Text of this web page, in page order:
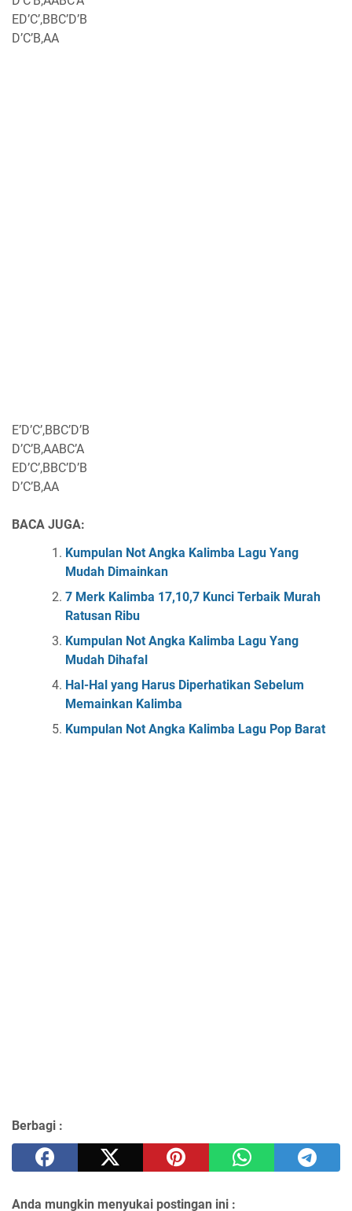
ED’C’,BBC’D’B
D’C’B,AA
E’D’C’,BBC’D’B
D’C’B,AABC’A
ED’C’,BBC’D’B
D’C’B,AA
BACA JUGA:
Kumpulan Not Angka Kalimba Lagu Yang
Mudah Dimainkan
7 Merk Kalimba 17,10,7 Kunci Terbaik Murah
Ratusan Ribu
Kumpulan Not Angka Kalimba Lagu Yang
Mudah Dihafal
Hal-Hal yang Harus Diperhatikan Sebelum
Memainkan Kalimba
Kumpulan Not Angka Kalimba Lagu Pop Barat
Berbagi :
Anda mungkin menyukai postingan ini :